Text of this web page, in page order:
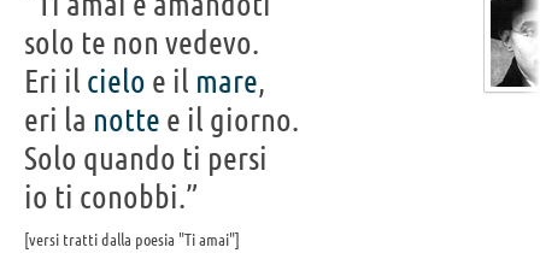
solo te non vedevo.
Eri il cielo e il mare,
eri la notte e il giorno.
Solo quando ti persi
io ti conobbi.”
versi tratti dalla poesia "Ti amai"